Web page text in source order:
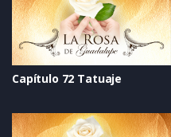
Capítulo 72 Tatuaje